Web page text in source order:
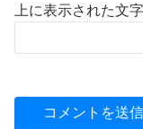
上に表示された文